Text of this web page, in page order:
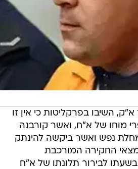
השיבו בפרקליטות כי אין זו
מוחו של א"ח, ואשר קורבנה
נפש ואשר ביקשה להינתק
החקירה המורכבת
לבירור תלונתו של א"ח